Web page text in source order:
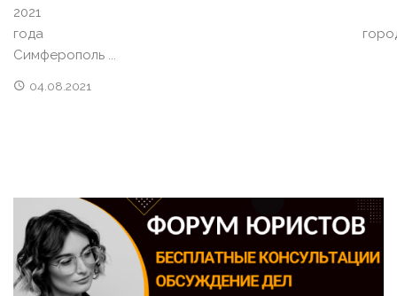
2021
года
Симферополь ...
04.08.2021